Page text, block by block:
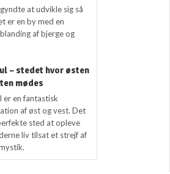
at udvikle sig så
er en by med en
af bjerge og
– stedet hvor østen
mødes
er en fantastisk
af øst og vest. Det
sted at opleve
liv tilsat et strejf af